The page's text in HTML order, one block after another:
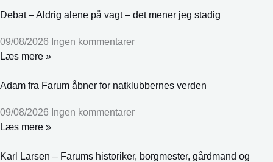
Debat – Aldrig alene på vagt – det mener jeg stadig
09/08/2026 Ingen kommentarer
Læs mere »
Adam fra Farum åbner for natklubbernes verden
09/08/2026 Ingen kommentarer
Læs mere »
Karl Larsen – Farums historiker, borgmester, gårdmand og